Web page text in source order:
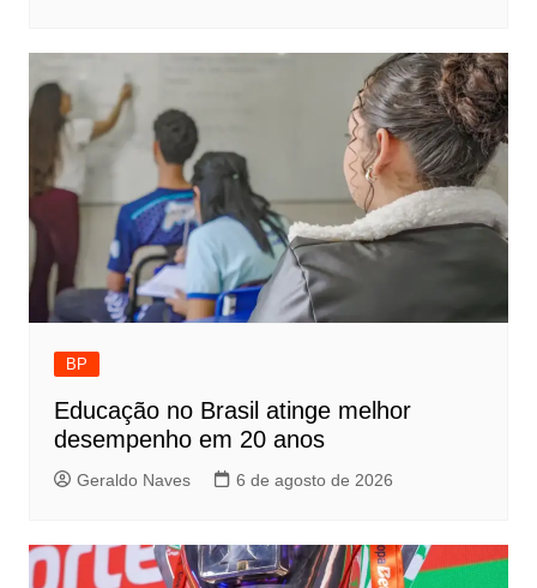
BP
Educação no Brasil atinge melhor
desempenho em 20 anos
Geraldo Naves 6 de agosto de 2026